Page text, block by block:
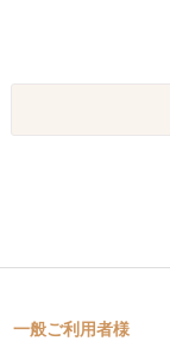
一般ご利用者様